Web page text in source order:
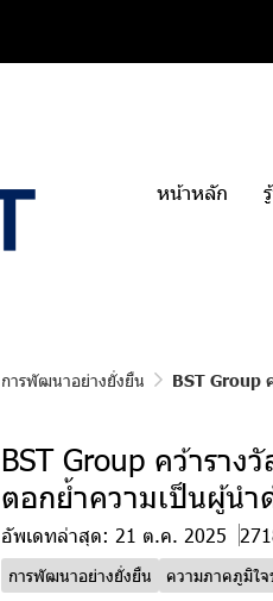
หน้าหลัก
การพัฒนาอย่างยั่งยืน BST Group
BST Group คว้าราง
ตอกย้ำความเป็นผู้นำ
อัพเดทล่าสุด: 21 ต.ค. 2025
การพัฒนาอย่างยั่งยืน ความภาคภูมิใจ